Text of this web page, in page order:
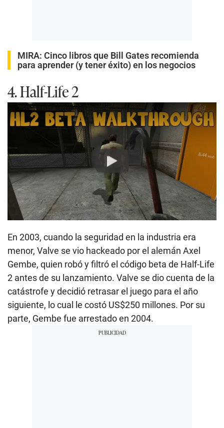
MIRA: Cinco libros que Bill Gates recomienda
para aprender (y tener éxito) en los negocios
4. Half-Life 2
Play
En 2003, cuando la seguridad en la industria era
menor, Valve se vio hackeado por el alemán Axel
Gembe, quien robó y filtró el código beta de Half-Life
2 antes de su lanzamiento. Valve se dio cuenta de la
catástrofe y decidió retrasar el juego para el año
siguiente, lo cual le costó US$250 millones. Por su
parte, Gembe fue arrestado en 2004.